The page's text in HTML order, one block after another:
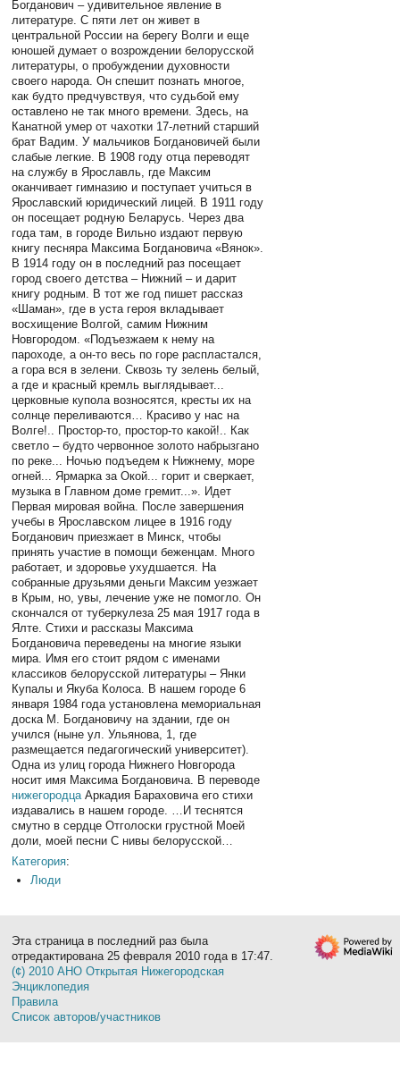
Богданович – удивительное явление в
литературе. С пяти лет он живет в
центральной России на берегу Волги и еще
юношей думает о возрождении белорусской
литературы, о пробуждении духовности
своего народа. Он спешит познать многое,
как будто предчувствуя, что судьбой ему
оставлено не так много времени. Здесь, на
Канатной умер от чахотки 17-летний старший
брат Вадим. У мальчиков Богдановичей были
слабые легкие. В 1908 году отца переводят
на службу в Ярославль, где Максим
оканчивает гимназию и поступает учиться в
Ярославский юридический лицей. В 1911 году
он посещает родную Беларусь. Через два
года там, в городе Вильно издают первую
книгу песняра Максима Богдановича «Вянок».
В 1914 году он в последний раз посещает
город своего детства – Нижний – и дарит
книгу родным. В тот же год пишет рассказ
«Шаман», где в уста героя вкладывает
восхищение Волгой, самим Нижним
Новгородом. «Подъезжаем к нему на
пароходе, а он-то весь по горе распластался,
а гора вся в зелени. Сквозь ту зелень белый,
а где и красный кремль выглядывает...
церковные купола возносятся, кресты их на
солнце переливаются… Красиво у нас на
Волге!.. Простор-то, простор-то какой!.. Как
светло – будто червонное золото набрызгано
по реке... Ночью подъедем к Нижнему, море
огней... Ярмарка за Окой... горит и сверкает,
музыка в Главном доме гремит...». Идет
Первая мировая война. После завершения
учебы в Ярославском лицее в 1916 году
Богданович приезжает в Минск, чтобы
принять участие в помощи беженцам. Много
работает, и здоровье ухудшается. На
собранные друзьями деньги Максим уезжает
в Крым, но, увы, лечение уже не помогло. Он
скончался от туберкулеза 25 мая 1917 года в
Ялте. Стихи и рассказы Максима
Богдановича переведены на многие языки
мира. Имя его стоит рядом с именами
классиков белорусской литературы – Янки
Купалы и Якуба Колоса. В нашем городе 6
января 1984 года установлена мемориальная
доска М. Богдановичу на здании, где он
учился (ныне ул. Ульянова, 1, где
размещается педагогический университет).
Одна из улиц города Нижнего Новгорода
носит имя Максима Богдановича. В переводе
нижегородца Аркадия Бараховича его стихи
издавались в нашем городе. …И теснятся
смутно в сердце Отголоски грустной Моей
доли, моей песни С нивы белорусской…
Категория:
Люди
Эта страница в последний раз была
отредактирована 25 февраля 2010 года в 17:47.
(¢) 2010 АНО Открытая Нижегородская
Энциклопедия
Правила
Список авторов/участников